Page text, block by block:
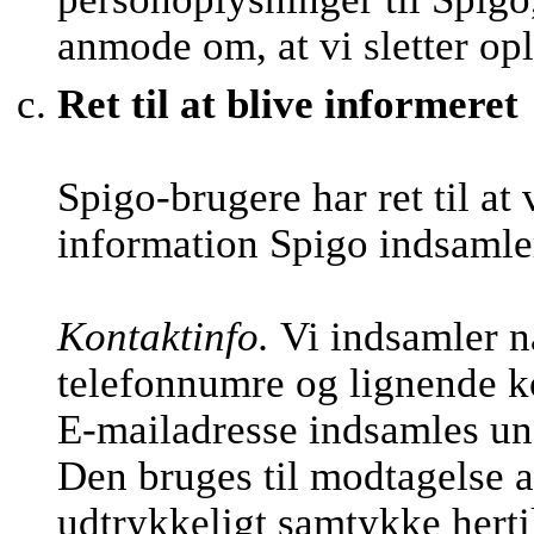
anmode om, at vi sletter
Ret til at blive informeret
Spigo-brugere har ret til
information Spigo
Kontaktinfo. Vi indsamler
telefonnumre og lignende
E-mailadresse indsamles
Den bruges til modtagelse
udtrykkeligt samtykke